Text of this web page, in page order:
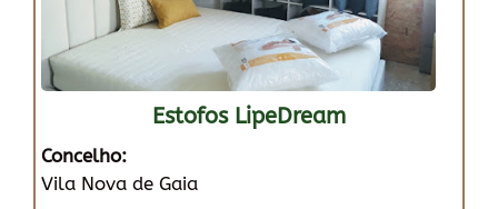
Estofos LipeDream
Concelho:
Vila Nova de Gaia